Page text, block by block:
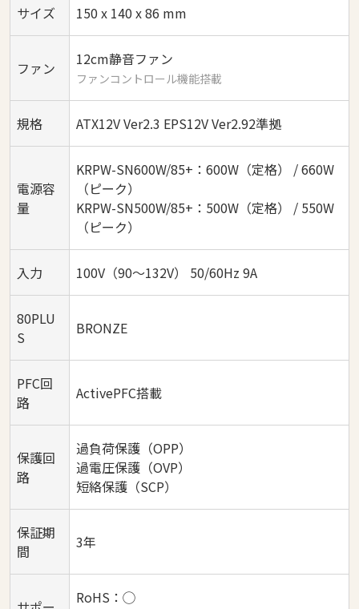
サイズ 150 x 140 x 86 mm
ファン 12cm静音ファン
ファンコントロール機能搭載
規格 ATX12V Ver2.3 EPS12V Ver2.92準拠
電源容
量
KRPW-SN600W/85+：600W（定格） / 660W
（ピーク）
KRPW-SN500W/85+：500W（定格） / 550W
（ピーク）
入力 100V（90～132V） 50/60Hz 9A
80PLU
S
BRONZE
PFC回
路
ActivePFC搭載
保護回
路
過負荷保護（OPP）
過電圧保護（OVP）
短絡保護（SCP）
保証期
間
3年
RoHS：◯